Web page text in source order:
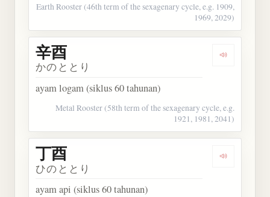
Earth Rooster (46th term of the sexagenary cycle, e.g. 1909,
1969, 2029)
Dengarkan
辛酉
かのととり
ayam logam (siklus 60 tahunan)
Metal Rooster (58th term of the sexagenary cycle, e.g.
1921, 1981, 2041)
Dengarkan
丁酉
ひのととり
ayam api (siklus 60 tahunan)